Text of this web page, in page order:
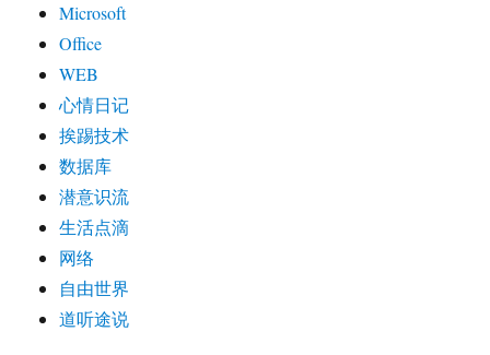
Microsoft
Office
WEB
心情日记
挨踢技术
数据库
潜意识流
生活点滴
网络
自由世界
道听途说